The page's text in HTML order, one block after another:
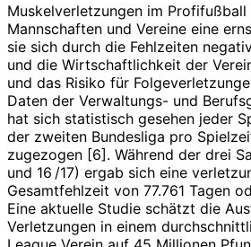
Muskelverletzungen im
Mannschaften und Vereine eine
sie sich durch die Fehlzeiten
und die Wirtschaftlichkeit der
und das Risiko für
Daten der Verwaltungs- und
hat sich statistisch gesehen jeder
der zweiten Bundesliga pro
zugezogen [6]. Während der drei
und 16 /17) ergab sich eine
Gesamtfehlzeit von 77.761 Tagen
Eine aktuelle Studie schätzt die
Verletzungen in einem